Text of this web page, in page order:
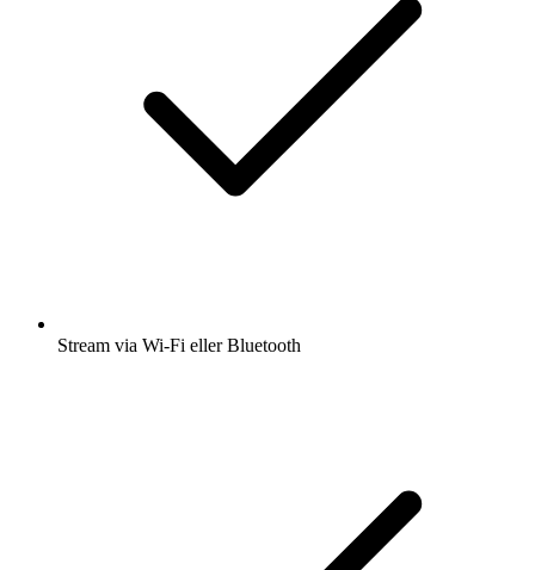
Stream via Wi-Fi eller Bluetooth